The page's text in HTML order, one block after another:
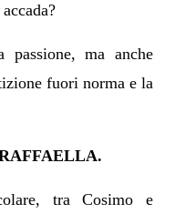
passione, ma anche
fuori norma e la
tra Cosimo e